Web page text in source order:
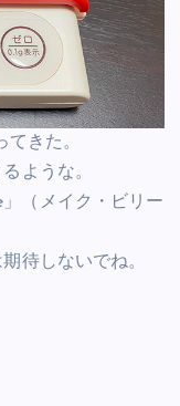
きた。
ような。
（メイク・ビリー
待しないでね。